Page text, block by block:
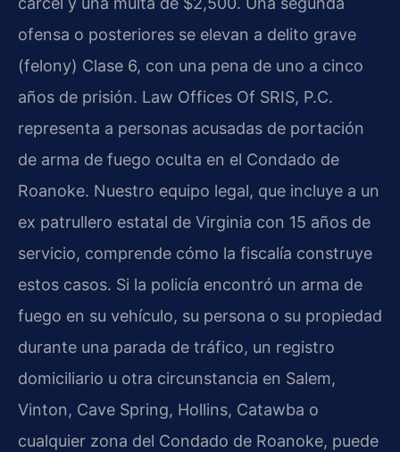
ofensa o posteriores se elevan a delito grave
(felony) Clase 6, con una pena de uno a cinco
años de prisión. Law Offices Of SRIS, P.C.
representa a personas acusadas de portación
de arma de fuego oculta en el Condado de
Roanoke. Nuestro equipo legal, que incluye a un
ex patrullero estatal de Virginia con 15 años de
servicio, comprende cómo la fiscalía construye
estos casos. Si la policía encontró un arma de
fuego en su vehículo, su persona o su propiedad
durante una parada de tráfico, un registro
domiciliario u otra circunstancia en Salem,
Vinton, Cave Spring, Hollins, Catawba o
cualquier zona del Condado de Roanoke, puede